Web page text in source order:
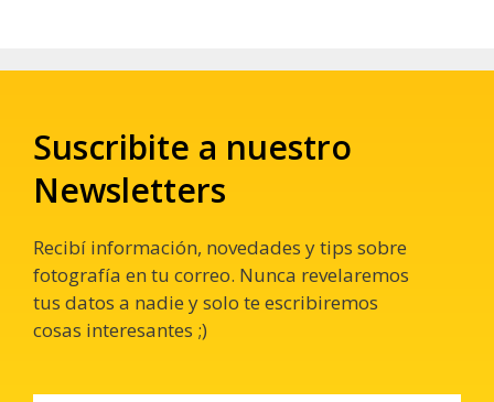
Suscribite a nuestro
Newsletters
Recibí información, novedades y tips sobre
fotografía en tu correo. Nunca revelaremos
tus datos a nadie y solo te escribiremos
cosas interesantes ;)